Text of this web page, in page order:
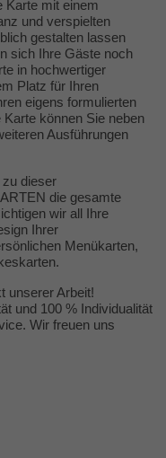
Karte mit einem
und verspielten
gestalten lassen
sich Ihre Gäste noch
in hochwertiger
Platz für Ihren
eigens formulierten
können Sie neben
Ausführungen
dieser
die gesamte
wir all Ihre
Ihrer
Menükarten,
.
unserer Arbeit!
und 100 % Individualität
Wir freuen uns